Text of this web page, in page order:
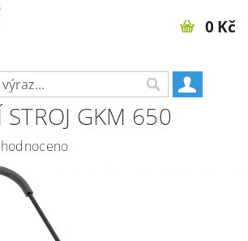
0 Kč
STROJ GKM 650